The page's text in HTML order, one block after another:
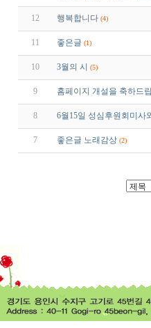
12 행복합니다 (4)
11 좋은글 (1)
10 3월의 시 (5)
9 홈페이지 개설을 축하드
8 6월15일 성심후원회미
7 좋은글 노래감상 (2)